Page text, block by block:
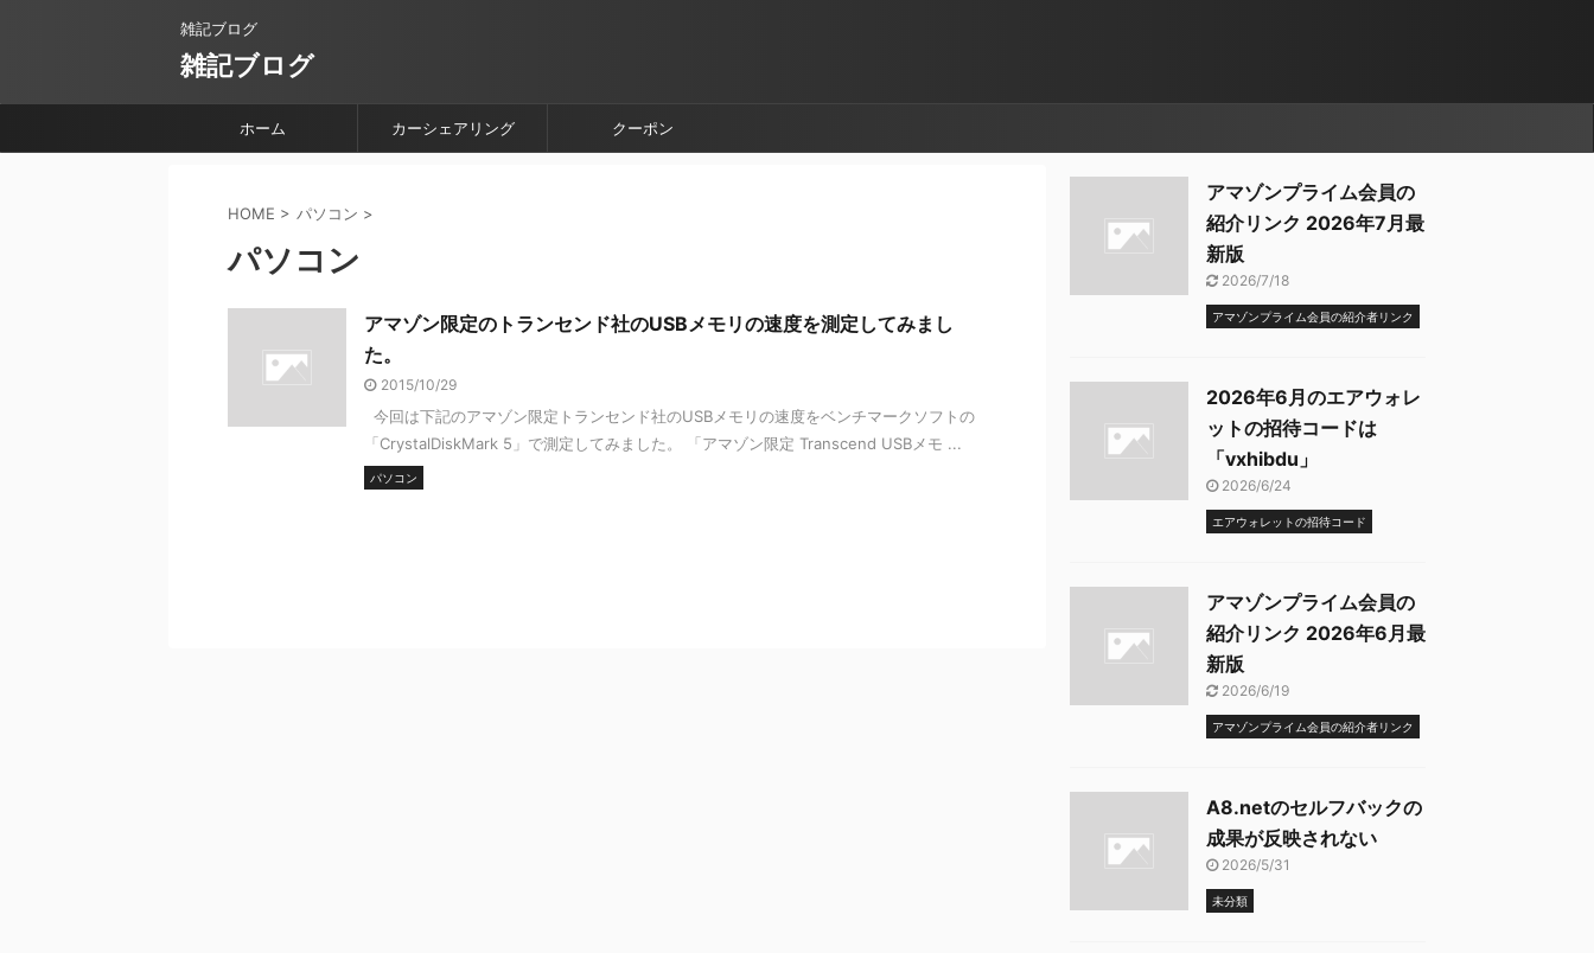
雑記ブログ
雑記ブログ
ホーム カーシェアリング クーポン
HOME > パソコン >
パソコン
アマゾン限定のトランセンド社のUSBメモリの速度を測定してみまし
た。
2015/10/29
今回は下記のアマゾン限定トランセンド社のUSBメモリの速度をベンチマークソフトの
「CrystalDiskMark 5」で測定してみました。 「アマゾン限定 Transcend USBメモ ...
パソコン
アマゾンプライム会員の
紹介リンク 2026年7月最
新版
2026/7/18
アマゾンプライム会員の紹介者リンク
2026年6月のエアウォレ
ットの招待コードは
「vxhibdu」
2026/6/24
エアウォレットの招待コード
アマゾンプライム会員の
紹介リンク 2026年6月最
新版
2026/6/19
アマゾンプライム会員の紹介者リンク
A8.netのセルフバックの
成果が反映されない
2026/5/31
未分類